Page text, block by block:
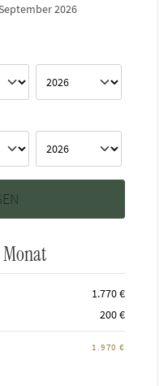
2026
1.770 €
200 €
1.970 €